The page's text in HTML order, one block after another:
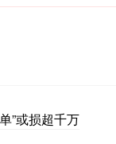
”或损超千万